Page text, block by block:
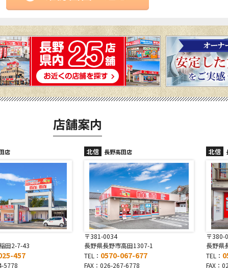
店舗案内
田店
高田1307-1
677
6778
北信 長野駅前店
〒380-0822
長野県長野市大字鶴賀南千歳町826
TEL：0570-069-991
FAX：026-269-9992
北信
〒
長野
TEL：
FAX